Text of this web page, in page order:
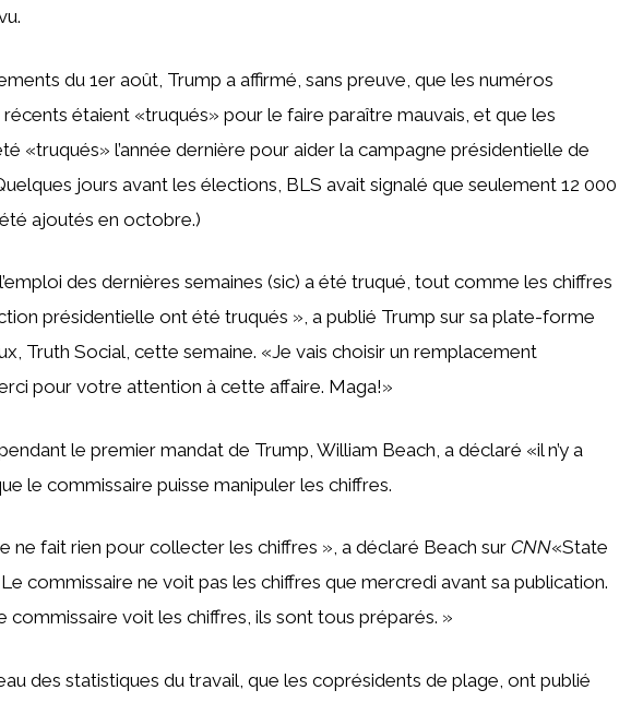
du 1er août, Trump a affirmé, sans preuve, que les numéros
récents étaient «truqués» pour le faire paraître mauvais, et que les
«truqués» l’année dernière pour aider la campagne présidentielle de
jours avant les élections, BLS avait signalé que seulement 12 000
ajoutés en octobre.)
des dernières semaines (sic) a été truqué, tout comme les chiffres
présidentielle ont été truqués », a publié Trump sur sa plate-forme
Truth Social, cette semaine. «Je vais choisir un remplacement
pour votre attention à cette affaire. Maga!»
le premier mandat de Trump, William Beach, a déclaré «il n’y a
le commissaire puisse manipuler les chiffres.
ne fait rien pour collecter les chiffres », a déclaré Beach sur CNN«State
commissaire ne voit pas les chiffres que mercredi avant sa publication.
commissaire voit les chiffres, ils sont tous préparés. »
des statistiques du travail, que les coprésidents de plage, ont publié